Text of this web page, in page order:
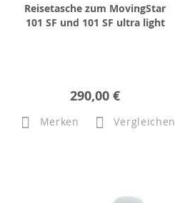
Reisetasche zum MovingStar
101 SF und 101 SF ultra light
290,00 €
Merken Vergleichen